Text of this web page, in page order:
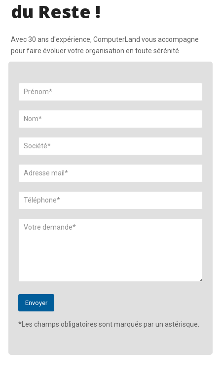
du Reste !
Avec 30 ans d'expérience, ComputerLand vous accompagne
pour faire évoluer votre organisation en toute sérénité
*Les champs obligatoires sont marqués par un astérisque.